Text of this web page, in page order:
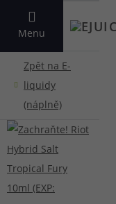
Menu
VYHLEDAT